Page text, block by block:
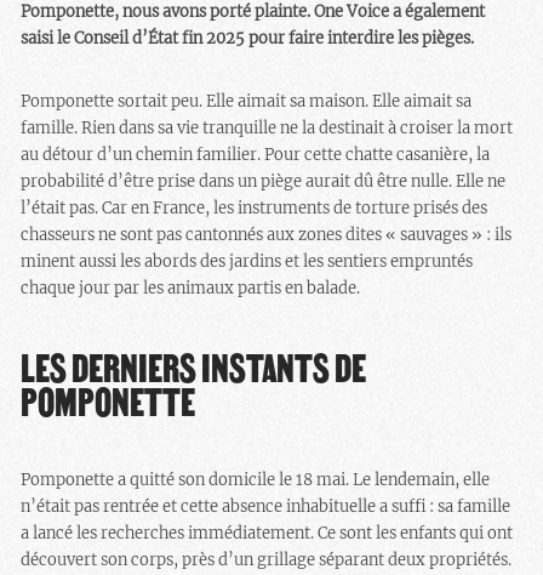
Pomponette, nous avons porté plainte. One Voice a également
saisi le Conseil d’État fin 2025 pour faire interdire les pièges.
Pomponette sortait peu. Elle aimait sa maison. Elle aimait sa
famille. Rien dans sa vie tranquille ne la destinait à croiser la mort
au détour d’un chemin familier. Pour cette chatte casanière, la
probabilité d’être prise dans un piège aurait dû être nulle. Elle ne
l’était pas. Car en France, les instruments de torture prisés des
chasseurs ne sont pas cantonnés aux zones dites « sauvages » : ils
minent aussi les abords des jardins et les sentiers empruntés
chaque jour par les animaux partis en balade.
LES DERNIERS INSTANTS DE
POMPONETTE
Pomponette a quitté son domicile le 18 mai. Le lendemain, elle
n’était pas rentrée et cette absence inhabituelle a suffi : sa famille
a lancé les recherches immédiatement. Ce sont les enfants qui ont
découvert son corps, près d’un grillage séparant deux propriétés.